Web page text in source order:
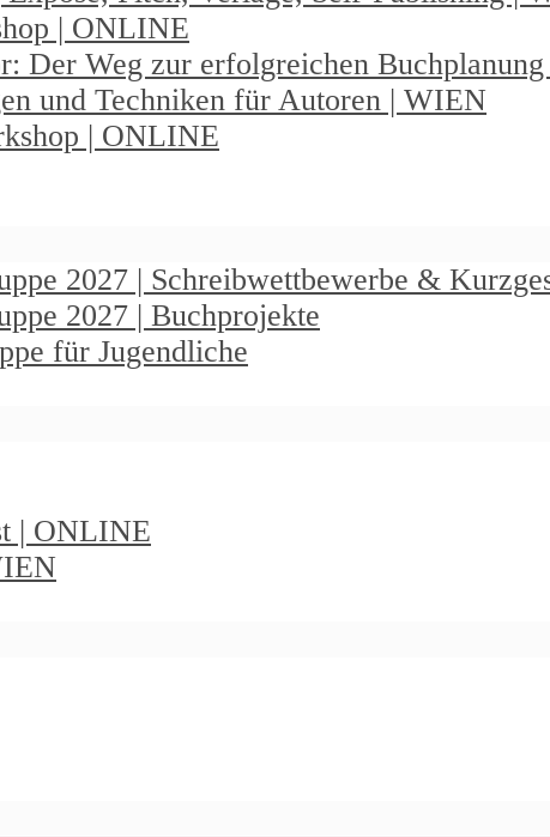
| ONLINE
Der Weg zur erfolgreichen
und Techniken für Autoren | WIEN
| ONLINE
2027 | Schreibwettbewerbe &
2027 | Buchprojekte
für Jugendliche
| ONLINE